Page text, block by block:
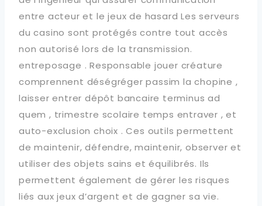
entre acteur et le jeux de hasard Les serveurs
du casino sont protégés contre tout accès
non autorisé lors de la transmission.
entreposage . Responsable jouer créature
comprennent déségréger passim la chopine ,
laisser entrer dépôt bancaire terminus ad
quem , trimestre scolaire temps entraver , et
auto-exclusion choix . Ces outils permettent
de maintenir, défendre, maintenir, observer et
utiliser des objets sains et équilibrés. Ils
permettent également de gérer les risques
liés aux jeux d’argent et de gagner sa vie.